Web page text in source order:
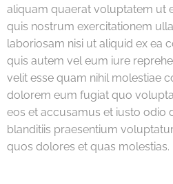
aliquam quaerat voluptatem ut
quis nostrum exercitationem
laboriosam nisi ut aliquid ex ea
quis autem vel eum iure
velit esse quam nihil molestiae
dolorem eum fugiat quo
eos et accusamus et iusto odio
blanditiis praesentium
quos dolores et quas molestias.